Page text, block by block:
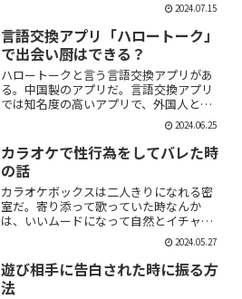
ることができる課金がブーストだ。ブー
スト1つ消費で30分間、ブースト2つ消費
で2時間の優先表示がさ...
2024.07.15
言語交換アプリ「ハロートーク」
で出会い厨はできる？
ハロートークと言う言語交換アプリがあ
る。中国製のアプリだ。言語交換アプリ
では知名度の高いアプリで、外国人と知
り合いたい付き合いたいという人にも魅
力的には一見魅力的にうつる。外国人の
恋人欲しいよな。俺もエマワトソンと結
婚してえ。ではハロートー...
2024.06.25
カラオケで性行為をしてバレた時
の話
カラオケボックスは二人きりになれる密
室だ。寄り添って歌っていた時なんか
は、いいムードになって自然とイチャイ
チャしはじめてしまうこともある。俺も
よく出会い系で知り合った人とカラオケ
にいったりする。相手もその気だったり
するから、なんかいいムード...
2024.05.27
遊び相手に告白された時に振る方
法